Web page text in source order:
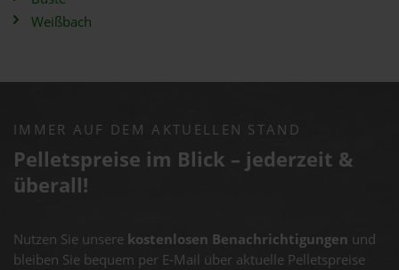
Weißbach
IMMER AUF DEM AKTUELLEN STAND
Pelletspreise im Blick – jederzeit &
überall!
Nutzen Sie unsere kostenlosen Benachrichtigungen und
bleiben Sie bequem per E-Mail über aktuelle Pelletspreise